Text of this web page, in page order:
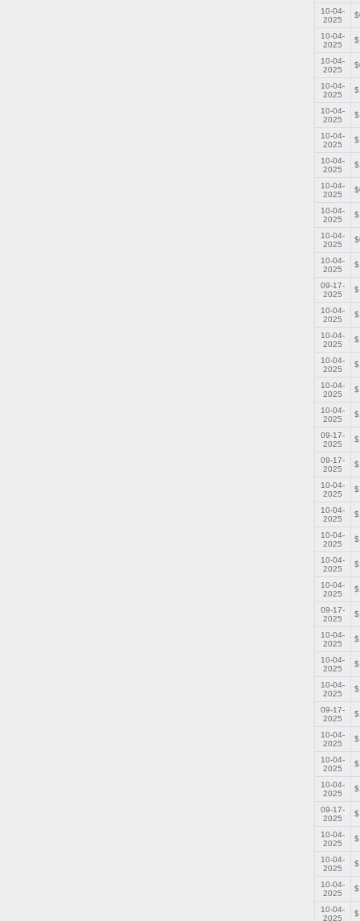
10-04-
2025
10-04-
2025
10-04-
2025
10-04-
2025
10-04-
2025
10-04-
2025
10-04-
2025
10-04-
2025
10-04-
2025
10-04-
2025
10-04-
2025
09-17-
2025
10-04-
2025
10-04-
2025
10-04-
2025
10-04-
2025
10-04-
2025
09-17-
2025
09-17-
2025
10-04-
2025
10-04-
2025
10-04-
2025
10-04-
2025
10-04-
2025
09-17-
2025
10-04-
2025
10-04-
2025
10-04-
2025
09-17-
2025
10-04-
2025
10-04-
2025
10-04-
2025
09-17-
2025
10-04-
2025
10-04-
2025
10-04-
2025
10-04-
2025